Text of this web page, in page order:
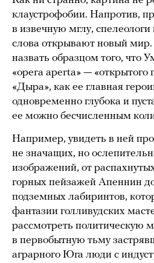
клаустрофобии. Напротив,
в извечную мглу,
слова открывают новый
назвать образцом того, что
«opera aperta» — «открытого
«Дыра», как ее главная
одновременно глубока и
ее можно бесчисленным
Например, увидеть в ней
не значащих, но
изображений, от
горных пейзажей Апеннин
подземных лабиринтов,
фантазии голливудских
рассмотреть политическую
в первобытную тьму
аграрного Юга люди с